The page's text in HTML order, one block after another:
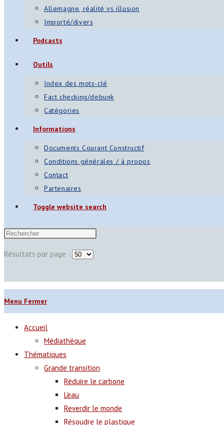
Allemagne, réalité vs illusion
Importé/divers
Podcasts
Outils
Index des mots-clé
Fact checking/debunk
Catégories
Informations
Documents Courant Constructif
Conditions générales / à propos
Contact
Partenaires
Toggle website search
Résultats par page :
Menu Fermer
Accueil
Médiathèque
Thématiques
Grande transition
Réduire le carbone
L’eau
Reverdir le monde
Résoudre le plastique